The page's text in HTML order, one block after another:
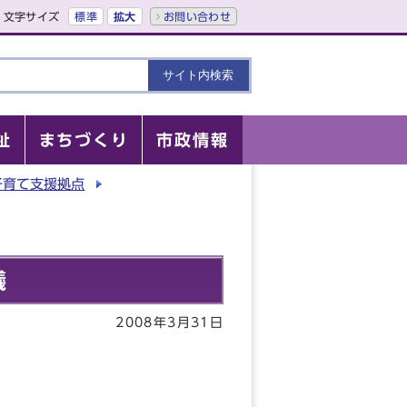
文字サイズ 標準 拡大 お問い合わせ
まちづくり 市政情報
育て支援拠点
2008年3月31日